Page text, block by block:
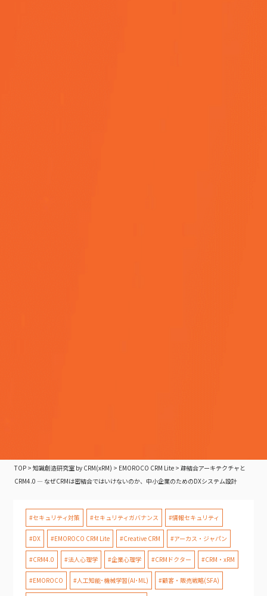
TOP >知識創造研究室 by CRM(xRM) > EMOROCO CRM Lite >疎結合アーキテクチャと
CRM4.0 — なぜCRMは密結合ではいけないのか、中小企業のためのDXシステム設計
#セキュリティ対策 #セキュリティガバナンス #情報セキュリティ
#DX #EMOROCO CRM Lite #Creative CRM #アーカス・ジャパン
#CRM4.0 #法人心理学 #企業心理学 #CRMドクター #CRM・xRM
#EMOROCO #人工知能･機械学習(AI･ML) #顧客・販売戦略(SFA)